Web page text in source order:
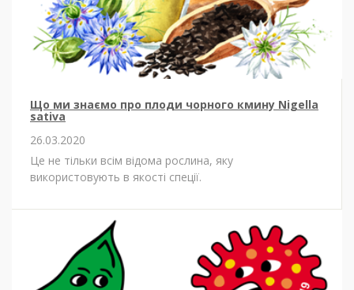
Що ми знаємо про плоди чорного кмину Nigella
sativa
26.03.2020
Це не тільки всім відома рослина, яку
використовують в якості спеції.